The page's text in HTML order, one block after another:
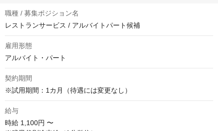
職種 / 募集ポジション名
レストランサービス / アルバイトパート候補
雇用形態
アルバイト・パート
契約期間
※試用期間：1カ月（待遇には変更なし）
給与
時給 1,100円 〜